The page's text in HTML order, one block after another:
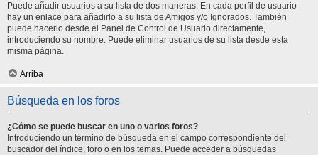
Puede añadir usuarios a su lista de dos maneras. En cada perfil de usuario
hay un enlace para añadirlo a su lista de Amigos y/o Ignorados. También
puede hacerlo desde el Panel de Control de Usuario directamente,
introduciendo su nombre. Puede eliminar usuarios de su lista desde esta
misma página.
Arriba
Búsqueda en los foros
¿Cómo se puede buscar en uno o varios foros?
Introduciendo un término de búsqueda en el campo correspondiente del
buscador del índice, foro o en los temas. Puede acceder a búsquedas